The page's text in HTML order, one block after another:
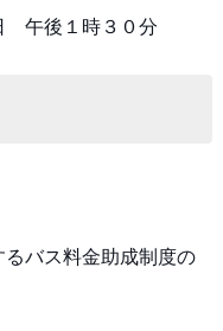
午後１時３０分
バス料金助成制度の